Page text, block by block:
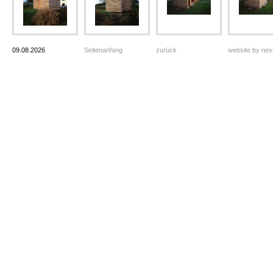
09.08.2026 Seitenanfang zurück website by